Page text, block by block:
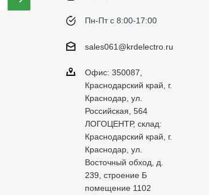
Пн-Пт с 8:00-17:00
sales061@krdelectro.ru
Офис: 350087,
Краснодарский край, г.
Краснодар, ул.
Российская, 564
ЛОГОЦЕНТР, склад:
Краснодарский край, г.
Краснодар, ул.
Восточный обход, д.
239, строение Б
помещение 1102